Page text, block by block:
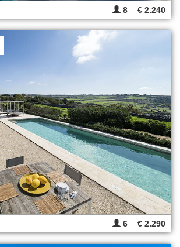
8 € 2.240
6 € 2.290